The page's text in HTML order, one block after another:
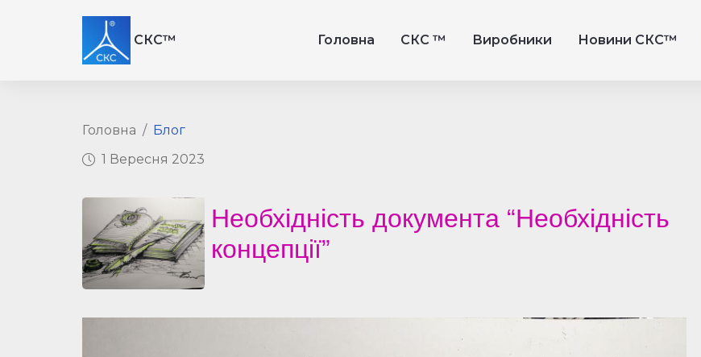
СКС™ Головна СКС ™ Виробники Новини СКС™
Головна
Блог
1 Вересня 2023
Необхідність документа “Необхідність
концепції”